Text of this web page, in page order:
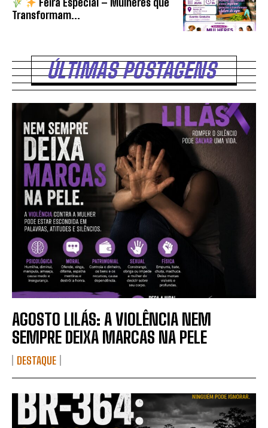
Transformam...
ÚLTIMAS POSTAGENS
AGOSTO LILÁS: A VIOLÊNCIA NEM
SEMPRE DEIXA MARCAS NA PELE
DESTAQUE